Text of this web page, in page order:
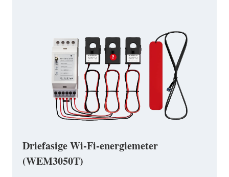
Driefasige Wi-Fi-energiemeter
(WEM3050T)